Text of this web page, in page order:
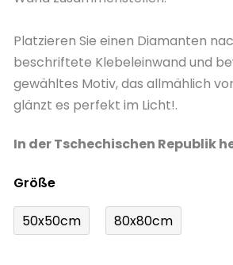
Platzieren Sie einen Diamanten
beschriftete Klebeleinwand und
gewähltes Motiv, das allmählich
glänzt es perfekt im Licht!.
In der Tschechischen Republik
Größe
50x50cm 80x80cm